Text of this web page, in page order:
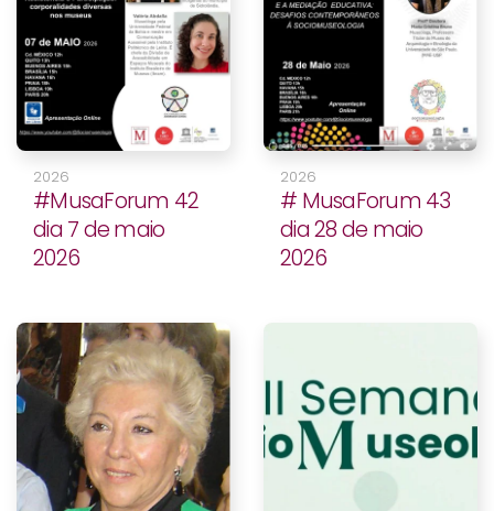
2026
#MusaForum 42
dia 7 de maio
2026
2026
# MusaForum 43
dia 28 de maio
2026